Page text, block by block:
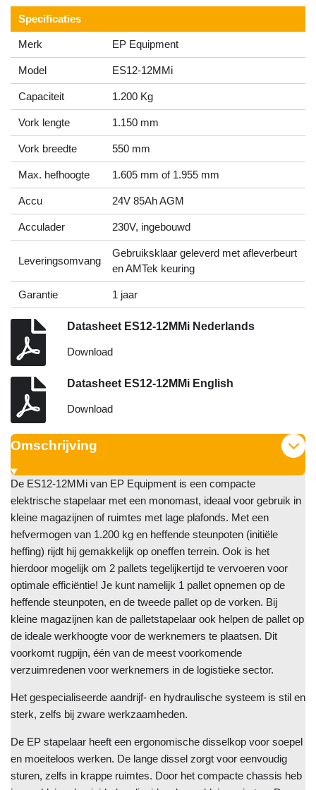
Specificaties
Merk EP Equipment
Model ES12-12MMi
Capaciteit 1.200 Kg
Vork lengte 1.150 mm
Vork breedte 550 mm
Max. hefhoogte 1.605 mm of 1.955 mm
Accu 24V 85Ah AGM
Acculader 230V, ingebouwd
Leveringsomvang
Gebruiksklaar geleverd met afleverbeurt
en AMTek keuring
Garantie 1 jaar
Datasheet ES12-12MMi Nederlands
Download
Datasheet ES12-12MMi English
Download
Omschrijving
De ES12-12MMi van EP Equipment is een compacte
elektrische stapelaar met een monomast, ideaal voor gebruik in
kleine magazijnen of ruimtes met lage plafonds. Met een
hefvermogen van 1.200 kg en heffende steunpoten (initiële
heffing) rijdt hij gemakkelijk op oneffen terrein. Ook is het
hierdoor mogelijk om 2 pallets tegelijkertijd te vervoeren voor
optimale efficiëntie! Je kunt namelijk 1 pallet opnemen op de
heffende steunpoten, en de tweede pallet op de vorken. Bij
kleine magazijnen kan de palletstapelaar ook helpen de pallet op
de ideale werkhoogte voor de werknemers te plaatsen. Dit
voorkomt rugpijn, één van de meest voorkomende
verzuimredenen voor werknemers in de logistieke sector.
Het gespecialiseerde aandrijf- en hydraulische systeem is stil en
sterk, zelfs bij zware werkzaamheden.
De EP stapelaar heeft een ergonomische disselkop voor soepel
en moeiteloos werken. De lange dissel zorgt voor eenvoudig
sturen, zelfs in krappe ruimtes. Door het compacte chassis heb